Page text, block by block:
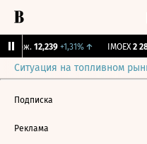
Бирж. 12,239 +1,31%↑ IMOEX 2
Ситуация на топливном
Подписка
Реклама